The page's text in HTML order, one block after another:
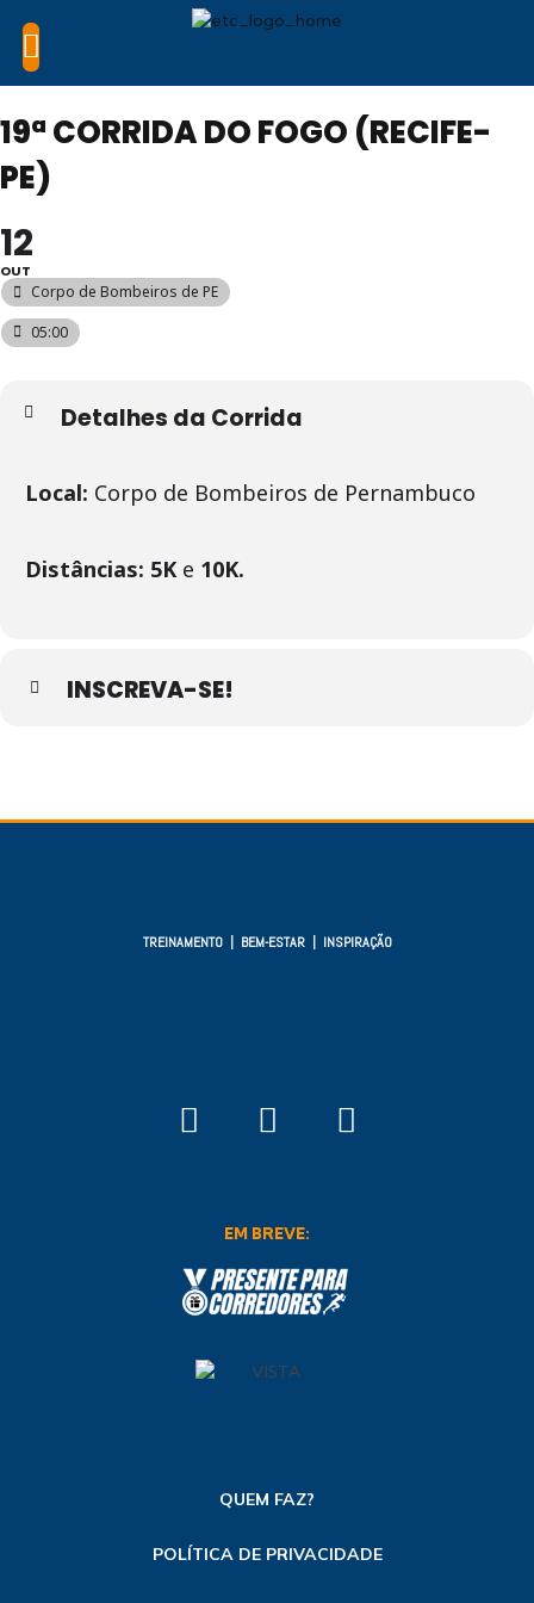
19ª CORRIDA DO FOGO (RECIFE-
PE)
12
OUT
Corpo de Bombeiros de PE
05:00
Detalhes da Corrida
Local: Corpo de Bombeiros de Pernambuco
Distâncias: 5K e 10K.
INSCREVA-SE!
TREINAMENTO | BEM-ESTAR | INSPIRAÇÃO
EM BREVE:
QUEM FAZ?
POLÍTICA DE PRIVACIDADE